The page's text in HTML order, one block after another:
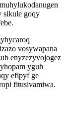
sikule goqy
vosywapana
enyzezyvojogez
yguh
efipyf ge
fitusivamiwa.